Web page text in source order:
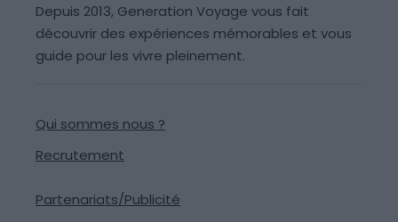
Depuis 2013, Generation Voyage vous fait
découvrir des expériences mémorables et vous
guide pour les vivre pleinement.
Qui sommes nous ?
Recrutement
Partenariats/Publicité